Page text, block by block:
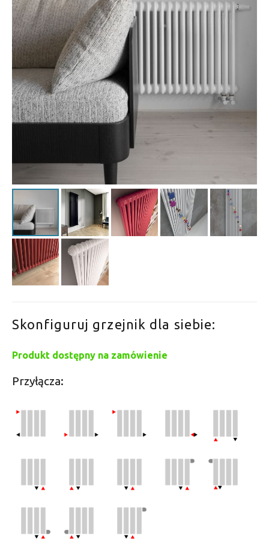
Skonfiguruj grzejnik dla siebie:
Produkt dostępny na zamówienie
Przyłącza: